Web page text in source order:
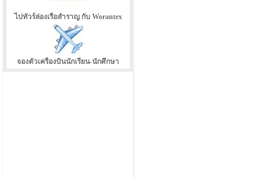
ไปทัวร์ล่องเรือสำราญ กับ Worantex
จองตัวเครืองบินนักเรียน-นักศึกษา